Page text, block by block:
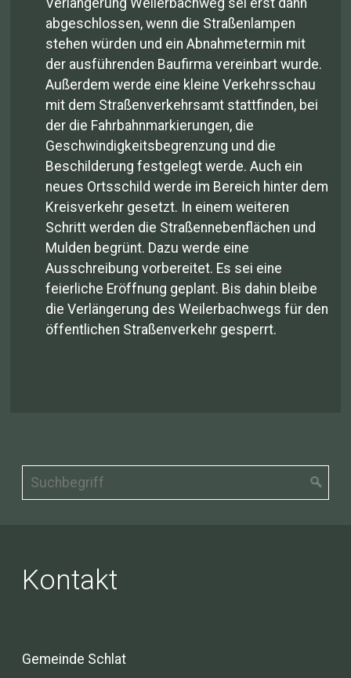
abgeschlossen, wenn die Straßenlampen
stehen würden und ein Abnahmetermin mit
der ausführenden Baufirma vereinbart wurde.
Außerdem werde eine kleine Verkehrsschau
mit dem Straßenverkehrsamt stattfinden, bei
der die Fahrbahnmarkierungen, die
Geschwindigkeitsbegrenzung und die
Beschilderung festgelegt werde. Auch ein
neues Ortsschild werde im Bereich hinter dem
Kreisverkehr gesetzt. In einem weiteren
Schritt werden die Straßennebenflächen und
Mulden begrünt. Dazu werde eine
Ausschreibung vorbereitet. Es sei eine
feierliche Eröffnung geplant. Bis dahin bleibe
die Verlängerung des Weilerbachwegs für den
öffentlichen Straßenverkehr gesperrt.
Kontakt
Gemeinde Schlat